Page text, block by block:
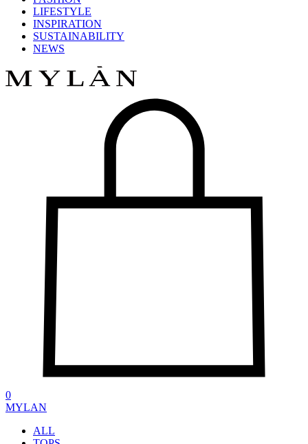
LIFESTYLE
INSPIRATION
SUSTAINABILITY
NEWS
0
MYLAN
ALL